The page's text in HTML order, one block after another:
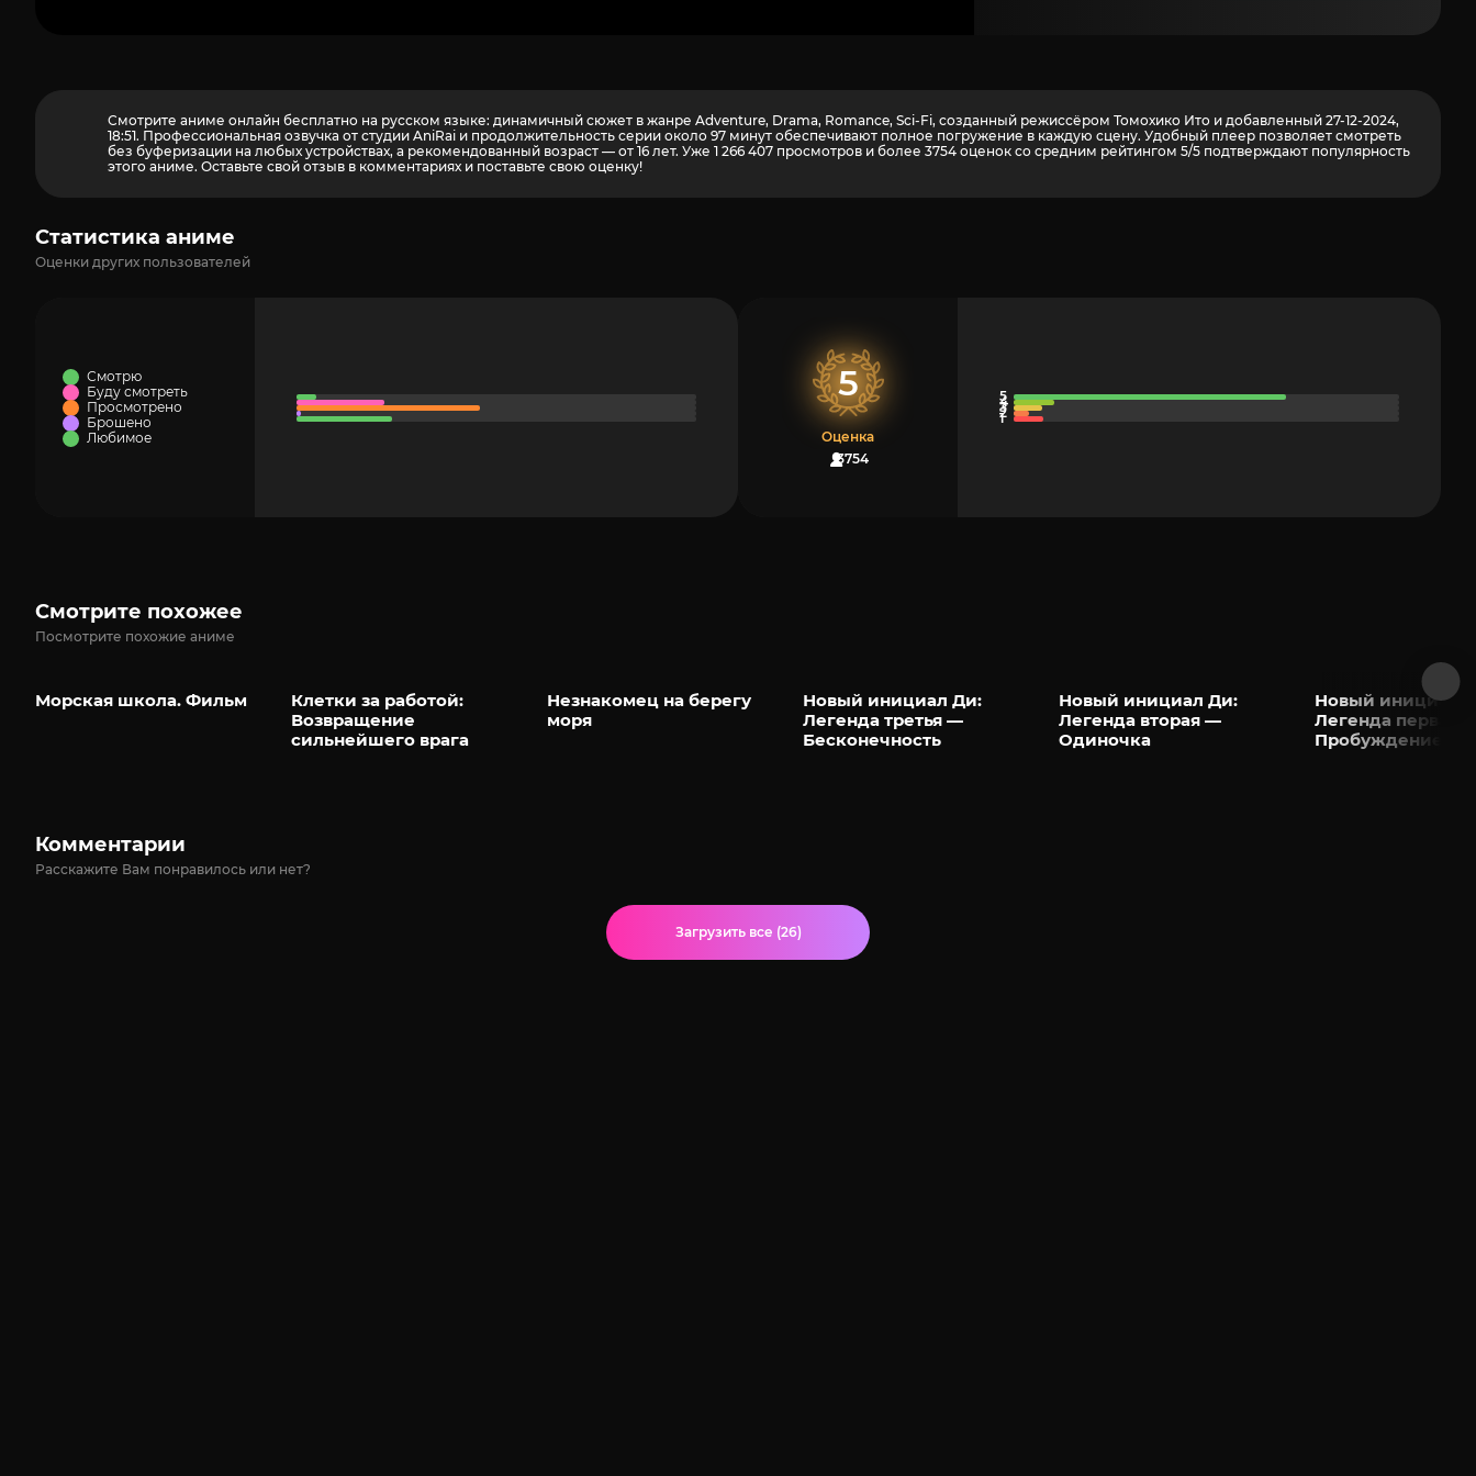
Смотрите аниме онлайн бесплатно на русском языке: динамичный сюжет в жанре Adventure, Drama, Romance, Sci-Fi, созданный режиссёром Томохико Ито и добавленный 27-12-2024,
18:51. Профессиональная озвучка от студии AniRai и продолжительность серии около 97 минут обеспечивают полное погружение в каждую сцену. Удобный плеер позволяет смотреть
без буферизации на любых устройствах, а рекомендованный возраст — от 16 лет. Уже 1 266 407 просмотров и более 3754 оценок со средним рейтингом 5/5 подтверждают популярность
этого аниме. Оставьте свой отзыв в комментариях и поставьте свою оценку!
Статистика аниме
Оценки других пользователей
Смотрю
Буду смотреть
Просмотрено
Брошено
Любимое
5
Оценка
3754
Смотрите похожее
Посмотрите похожие аниме
Морская школа. Фильм
Клетки за работой:
Возвращение
сильнейшего врага
Незнакомец на берегу
моря
Новый инициал Ди:
Легенда третья —
Бесконечность
Новый инициал Ди:
Легенда вторая —
Одиночка
Новый инициал
Легенда первая
Пробуждение
Комментарии
Расскажите Вам понравилось или нет?
Загрузить все (26)